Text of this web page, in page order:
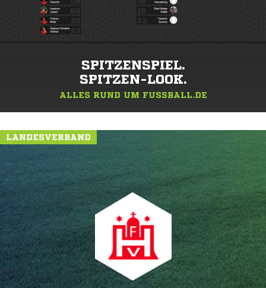
SPITZENSPIEL.
SPITZEN-LOOK.
ALLES RUND UM FUSSBALL.DE
LANDESVERBAND